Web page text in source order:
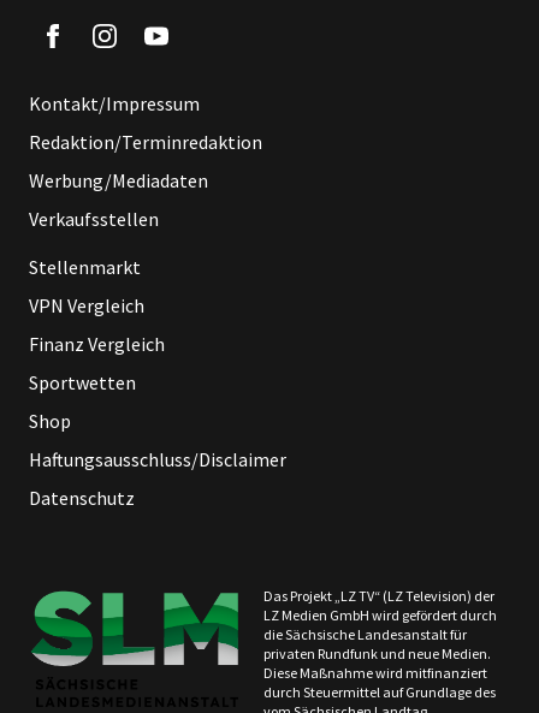
Kontakt/Impressum
Redaktion/Terminredaktion
Werbung/Mediadaten
Verkaufsstellen
Stellenmarkt
VPN Vergleich
Finanz Vergleich
Sportwetten
Shop
Haftungsausschluss/Disclaimer
Datenschutz
Das Projekt „LZ TV“ (LZ Television) der
LZ Medien GmbH wird gefördert durch
die Sächsische Landesanstalt für
privaten Rundfunk und neue Medien.
Diese Maßnahme wird mitfinanziert
durch Steuermittel auf Grundlage des